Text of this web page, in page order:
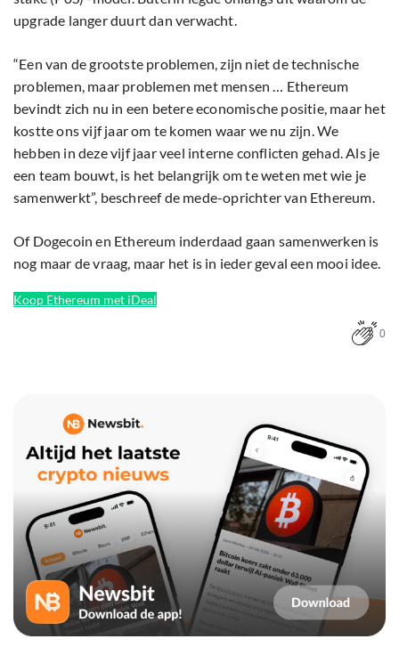
upgrade langer duurt dan verwacht.
“Een van de grootste problemen, zijn niet de technische
problemen, maar problemen met mensen … Ethereum
bevindt zich nu in een betere economische positie, maar het
kostte ons vijf jaar om te komen waar we nu zijn. We
hebben in deze vijf jaar veel interne conflicten gehad. Als je
een team bouwt, is het belangrijk om te weten met wie je
samenwerkt”, beschreef de mede-oprichter van Ethereum.
Of Dogecoin en Ethereum inderdaad gaan samenwerken is
nog maar de vraag, maar het is in ieder geval een mooi idee.
Koop Ethereum met iDeal
0